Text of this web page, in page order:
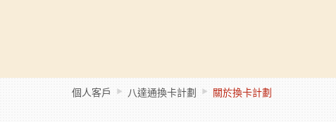
個人客戶 八達通換卡計劃 關於換卡計劃